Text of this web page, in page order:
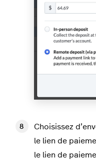
Choisissez
le lien de
le lien de